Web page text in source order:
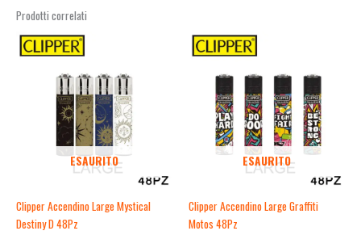
Prodotti correlati
ESAURITO
Clipper Accendino Large Mystical
Destiny D 48Pz
ESAURITO
Clipper Accendino Large Graffiti
Motos 48Pz